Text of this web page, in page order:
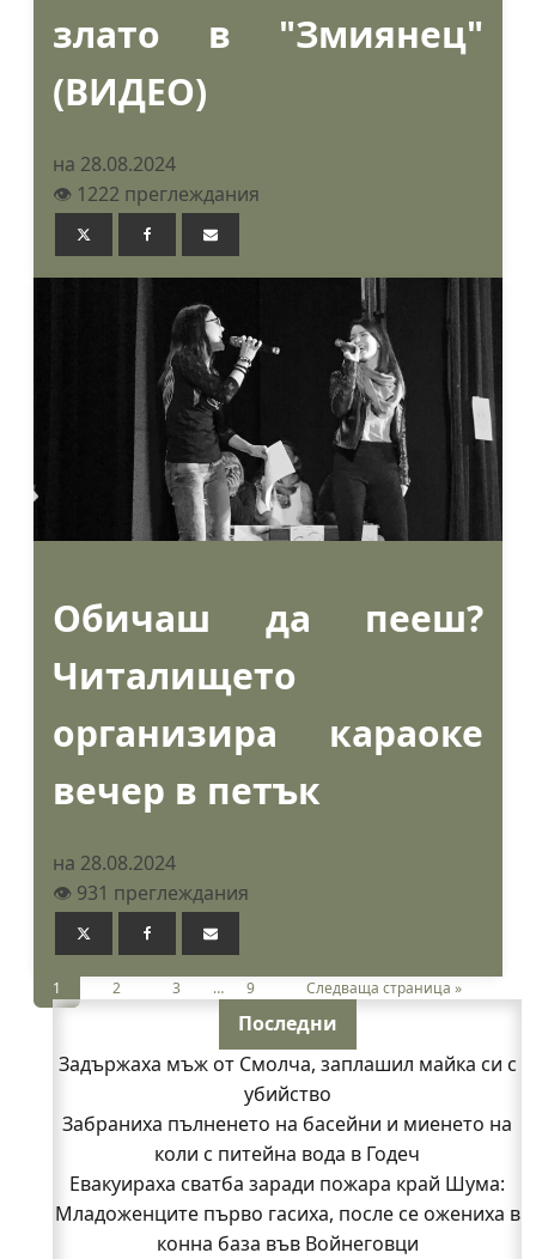
злато в "Змиянец"
(ВИДЕО)
на 28.08.2024
👁️ 1222 преглеждания
Обичаш да пееш?
Читалището
организира караоке
вечер в петък
на 28.08.2024
👁️ 931 преглеждания
1 2 3 … 9 Следваща страница »
Последни
Задържаха мъж от Смолча, заплашил майка си с
убийство
Забраниха пълненето на басейни и миенето на
коли с питейна вода в Годеч
Евакуираха сватба заради пожара край Шума:
Младоженците първо гасиха, после се ожениха в
конна база във Войнеговци